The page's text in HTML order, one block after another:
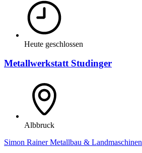
Heute geschlossen
Metallwerkstatt Studinger
Albbruck
Simon Rainer Metallbau & Landmaschinen